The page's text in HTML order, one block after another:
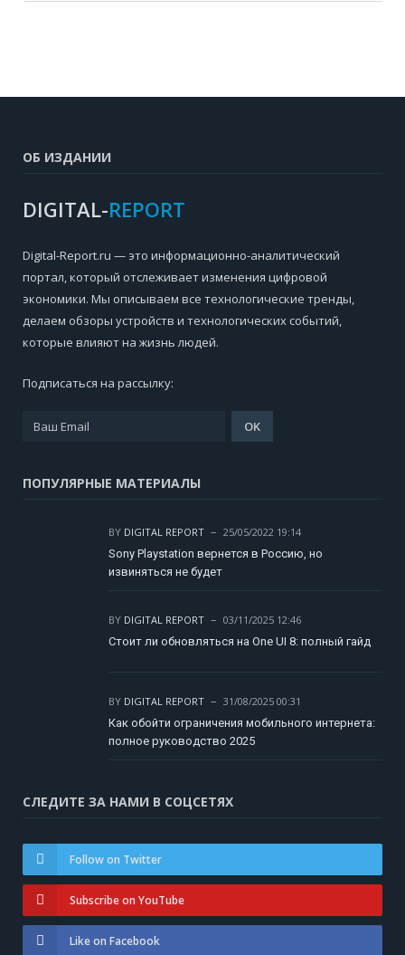
ОБ ИЗДАНИИ
DIGITAL-REPORT
Digital-Report.ru — это информационно-аналитический
портал, который отслеживает изменения цифровой
экономики. Мы описываем все технологические тренды,
делаем обзоры устройств и технологических событий,
которые влияют на жизнь людей.
Подписаться на рассылку:
ПОПУЛЯРНЫЕ МАТЕРИАЛЫ
BY DIGITAL REPORT
25/05/2022 19:14
Sony Playstation вернется в Россию, но
извиняться не будет
BY DIGITAL REPORT
03/11/2025 12:46
Стоит ли обновляться на One UI 8: полный гайд
BY DIGITAL REPORT
31/08/2025 00:31
Как обойти ограничения мобильного интернета:
полное руководство 2025
СЛЕДИТЕ ЗА НАМИ В СОЦСЕТЯХ
Follow on Twitter
Subscribe on YouTube
Like on Facebook